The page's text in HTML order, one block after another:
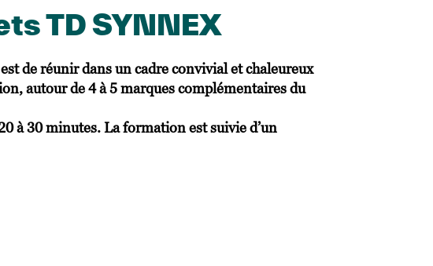
TD SYNNEX
de réunir dans un cadre convivial et chaleureux
autour de 4 à 5 marques complémentaires du
à 30 minutes. La formation est suivie d’un